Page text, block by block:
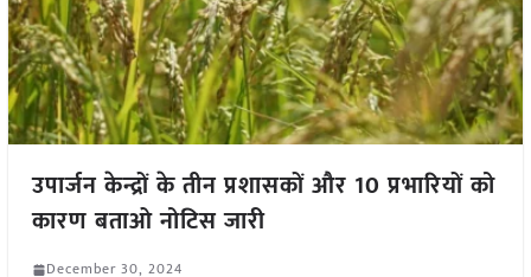
उपार्जन केन्द्रों के तीन प्रशासकों और 10 प्रभारियों को
कारण बताओ नोटिस जारी
December 30, 2024